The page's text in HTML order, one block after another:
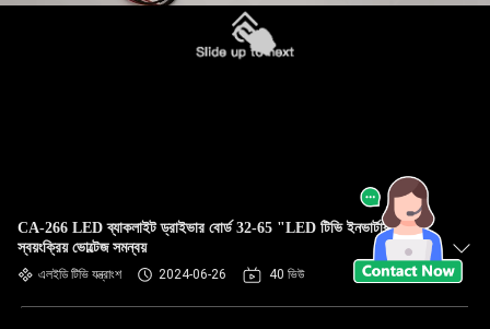
CA-266 LED ব্যাকলাইট ড্রাইভার বোর্ড 32-65 "LED টিভি ইনভার্টার বোর্ড
স্বয়ংক্রিয় ভোল্টেজ সমন্বয়
এলইডি টিভি যন্ত্রাংশ 2024-06-26 40 ভিউ